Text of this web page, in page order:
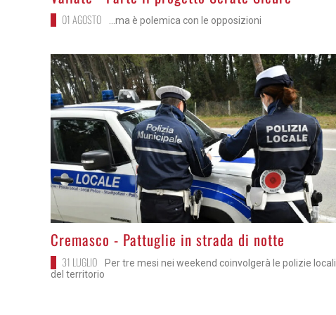
01 AGOSTO ...ma è polemica con le opposizioni
>
Cremasco - Pattuglie in strada di notte
31 LUGLIO
Per tre mesi nei weekend coinvolgerà le polizie locali
del territorio